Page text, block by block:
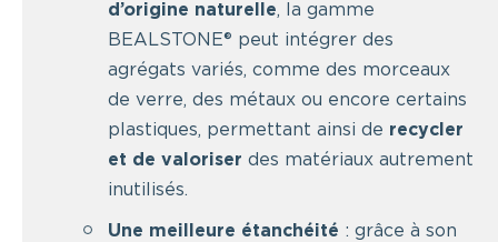
d’origine naturelle, la gamme
BEALSTONE® peut intégrer des
agrégats variés, comme des morceaux
de verre, des métaux ou encore certains
plastiques, permettant ainsi de recycler
et de valoriserdes matériaux autrement
inutilisés.
Une meilleure étanchéité : grâce à son